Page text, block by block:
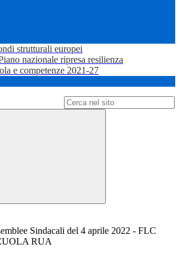
strutturali europei
nazionale ripresa resilienza
e competenze 2021-27
Sindacali del 4 aprile 2022 - FLC
RUA